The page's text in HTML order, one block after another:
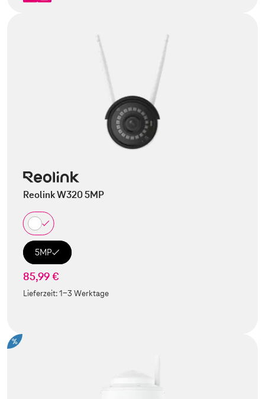
Reolink W320 5MP
5MP
85,99 €
Lieferzeit:1-3 Werktage
%